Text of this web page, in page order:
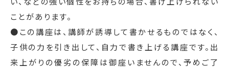
ことがあります。
●この講座は、講師が誘導して書かせるものではなく、
子供の力を引き出して、自力で書き上げる講座です。出
来上がりの優劣の保障は御座いませんので、予めご了